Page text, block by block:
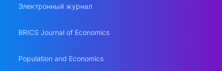
Электронный журнал
BRICS Journal of Economics
Population and Economics